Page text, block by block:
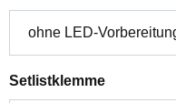
Setlistklemmeauswählen